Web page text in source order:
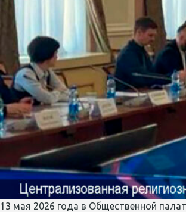
13 мая 2026 года в Общественной